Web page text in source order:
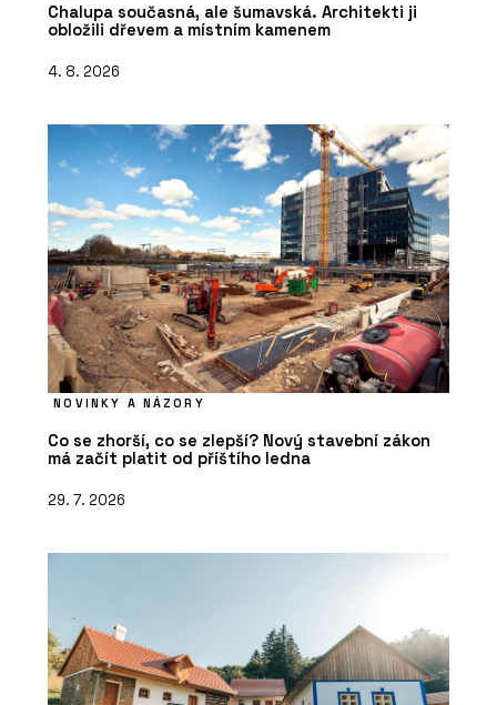
Chalupa současná, ale šumavská. Architekti ji
obložili dřevem a místním kamenem
4. 8. 2026
NOVINKY A NÁZORY
Co se zhorší, co se zlepší? Nový stavební zákon
má začít platit od příštího ledna
29. 7. 2026